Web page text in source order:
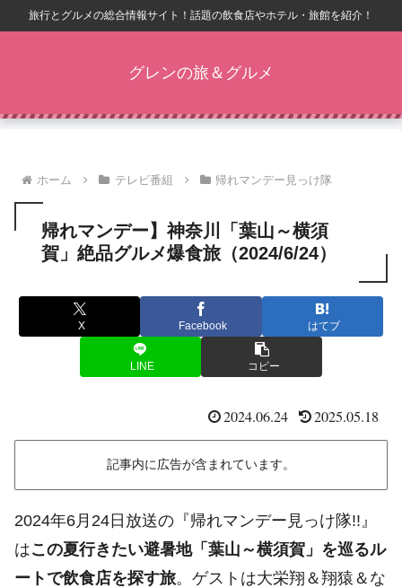
旅行とグルメの総合情報サイト！話題の飲食店やホテル・旅館を紹介！
グレンの旅＆グルメ
ホーム テレビ番組 帰れマンデー見っけ隊
帰れマンデー】神奈川「葉山～横須
賀」絶品グルメ爆食旅（2024/6/24）
X Facebook はてブ
LINE コピー
2024.06.24 2025.05.18
記事内に広告が含まれています。
2024年6月24日放送の『帰れマンデー見っけ隊!!』
はこの夏行きたい避暑地「葉山～横須賀」を巡るル
ートで飲食店を探す旅。ゲストは大栄翔＆翔猿＆な